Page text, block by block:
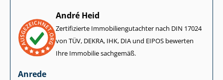
André Heid
Zertifizierte Im­mo­bi­li­en­gut­ach­ter nach DIN 17024
von TÜV, DEKRA, IHK, DIA und EIPOS bewerten
Ihre Immobilie sachgemäß.
Anrede